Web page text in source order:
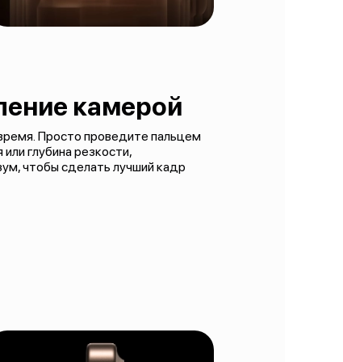
камерой
Просто проведите пальцем
глубина резкости,
чтобы сделать лучший кадр